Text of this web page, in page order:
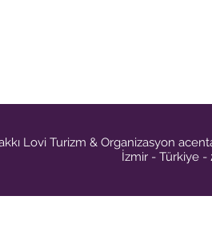
Lovi Turizm & Organizasyon
İzmir - Türkiye -